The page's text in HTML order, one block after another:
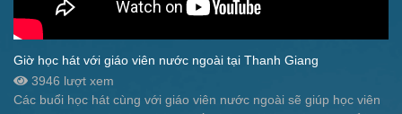
Giờ học hát với giáo viên nước ngoài tại Thanh Giang
3946 lượt xem
Các buổi học hát cùng với giáo viên nước ngoài sẽ giúp học viên